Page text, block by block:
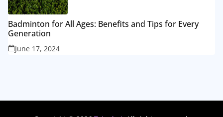
Badminton for All Ages: Benefits and Tips for Every
Generation
June 17, 2024